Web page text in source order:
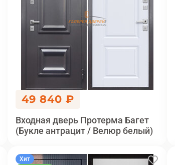
49 840 ₽
Входная дверь Протерма Багет
(Букле антрацит / Велюр белый)
Хит